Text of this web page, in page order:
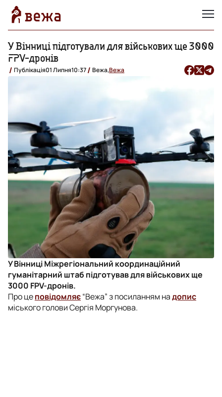
У Вінниці підготували для військових ще 3000
FPV-дронів
Публікація01 Липня10:37 Вежа,Вежа
У Вінниці Міжрегіональний координаційний
гуманітарний штаб підготував для військових ще
3000 FPV-дронів.
Про цеповідомляє“Вежа” з посиланням надопис
міського голови Сергія Моргунова.